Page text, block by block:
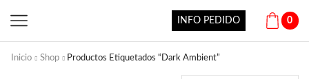
INFO PEDIDO 0
Inicio Shop Productos Etiquetados “Dark Ambient”